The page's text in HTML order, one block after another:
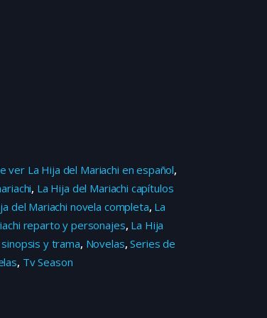
ver La Hija del Mariachi en español,
, La Hija del Mariachi capítulos
del Mariachi novela completa, La
reparto y personajes, La Hija
y trama, Novelas,Series de
, Tv Season